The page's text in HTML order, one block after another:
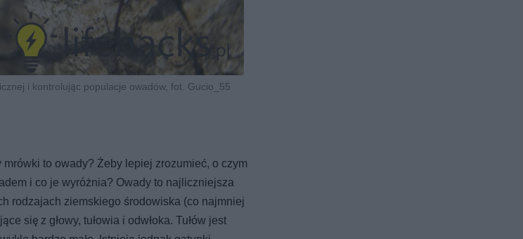
i kontrolując populacje owadów, fot. Gucio_55
to owady? Żeby lepiej zrozumieć, o czym
i co je wyróżnia? Owady to najliczniejsza
rodzajach ziemskiego środowiska (co najmniej
się z głowy, tułowia i odwłoka. Tułów jest